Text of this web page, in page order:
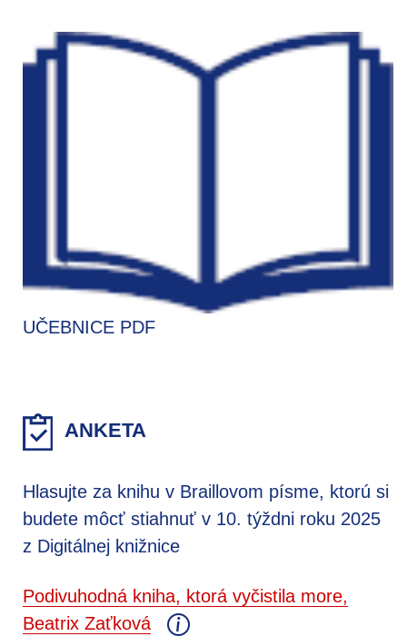
UČEBNICE PDF
ANKETA
Hlasujte za knihu v Braillovom písme, ktorú si
budete môcť stiahnuť v 10. týždni roku 2025
z Digitálnej knižnice
Podivuhodná kniha, ktorá vyčistila more,
Beatrix Zaťková